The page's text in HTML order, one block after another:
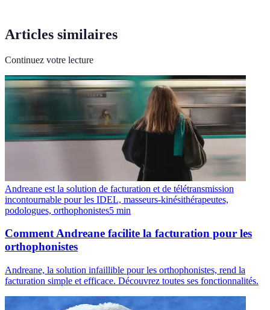
Articles similaires
Continuez votre lecture
Andreane est la solution de facturation et de télétransmission
incontournable pour les IDEL, masseurs-kinésithérapeutes,
podologues, orthophonistes5 min
Comment Andreane facilite la facturation pour les
orthophonistes
Andreane, la solution infaillible pour les orthophonistes, rend la
facturation simple et efficace. Découvrez toutes ses fonctionnalités.